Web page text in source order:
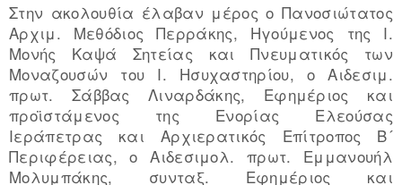
Στην ακολουθία έλαβαν μέρος ο Πανοσιώτατος
Αρχιμ. Μεθόδιος Περράκης, Ηγούμενος της Ι.
Μονής Καψά Σητείας και Πνευματικός των
Μοναζουσών του Ι. Ησυχαστηρίου, ο Αιδεσιμ.
πρωτ. Σάββας Λιναρδάκης, Εφημέριος και
προϊστάμενος της Ενορίας Ελεούσας
Ιεράπετρας και Αρχιερατικός Επίτροπος Β´
Περιφέρειας, ο Αιδεσιμολ. πρωτ. Εμμανουήλ
Μολυμπάκης, συνταξ. Εφημέριος και